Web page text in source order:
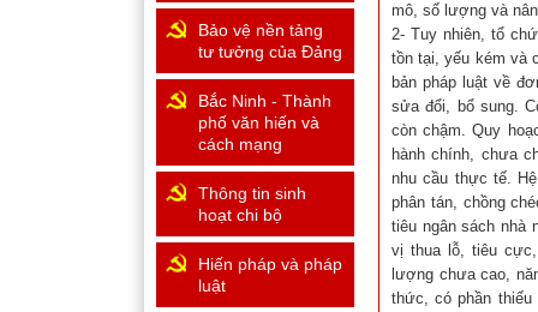
mô, số lượng và
2- Tuy nhiên, tổ
tồn tại, yếu kém và
bản pháp luật về
sửa đổi, bổ sung.
còn chậm. Quy
hành chính, chưa
nhu cầu thực tế.
phân tán, chồng
tiêu ngân sách nhà
vị thua lỗ, tiêu
lượng chưa cao,
thức, có phần
Bảo vệ nền tảng
tư tưởng của Đảng
Bắc Ninh - Thành
phố văn hiến và
cách mạng
Thông tin sinh
hoạt chi bộ
Hiến pháp và pháp
luật